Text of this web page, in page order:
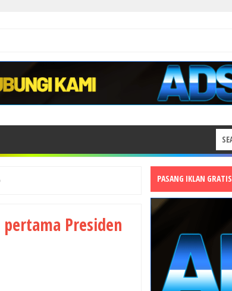
Presiden
PASANG IKLAN GRATIS